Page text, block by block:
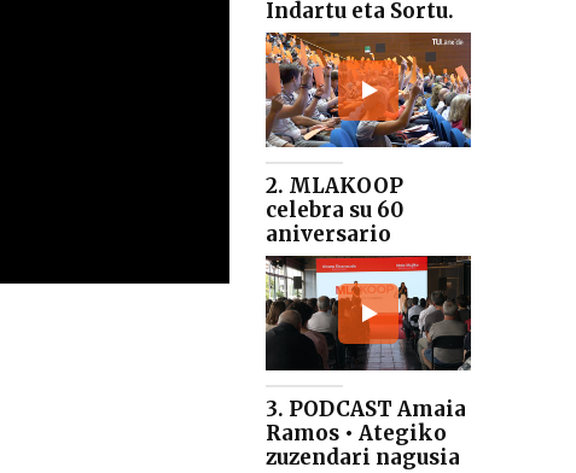
Indartu eta Sortu.
2. MLAKOOP
celebra su 60
aniversario
3. PODCAST Amaia
Ramos • Ategiko
zuzendari nagusia